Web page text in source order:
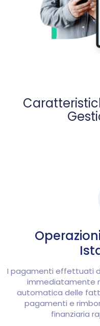
I pagamenti effettuati
immediatamente
automatica delle
pagamenti e
finanziaria